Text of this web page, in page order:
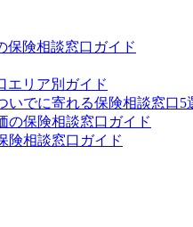
保険相談窓口ガイド
エリア別ガイド
いでに寄れる保険相談窓口5
の保険相談窓口ガイド
険相談窓口ガイド